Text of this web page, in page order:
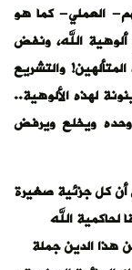
العملي- كما هو
ألوهية الله، ونفض
والتشريع
لهذه الألوهية..
ويخلع ويرفض
أن كل جزئية صغيرة
الله
هذا الدين جملة